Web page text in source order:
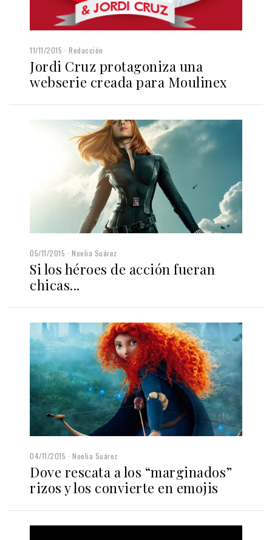
11/11/2015 Redacción
Jordi Cruz protagoniza una
webserie creada para Moulinex
05/11/2015 Noelia Suárez
Si los héroes de acción fueran
chicas...
04/11/2015 Noelia Suárez
Dove rescata a los “marginados”
rizos y los convierte en emojis